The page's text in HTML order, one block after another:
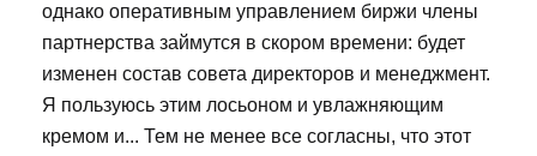
однако оперативным управлением биржи члены
партнерства займутся в скором времени: будет
изменен состав совета директоров и менеджмент.
Я пользуюсь этим лосьоном и увлажняющим
кремом и... Тем не менее все согласны, что этот